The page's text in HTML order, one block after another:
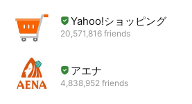
Yahoo!ショッピング
20,571,816 friends
アエナ
4,838,952 friends